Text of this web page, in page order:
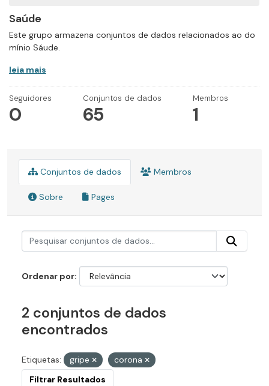
Saúde
Este grupo armazena conjuntos de dados relacionados ao do
mínio Sáude.
leia mais
Seguidores
0
Conjuntos de dados
65
Membros
1
Conjuntos de dados Membros
Sobre Pages
Ordenar por
2 conjuntos de dados
encontrados
Etiquetas: gripe
corona
Filtrar Resultados